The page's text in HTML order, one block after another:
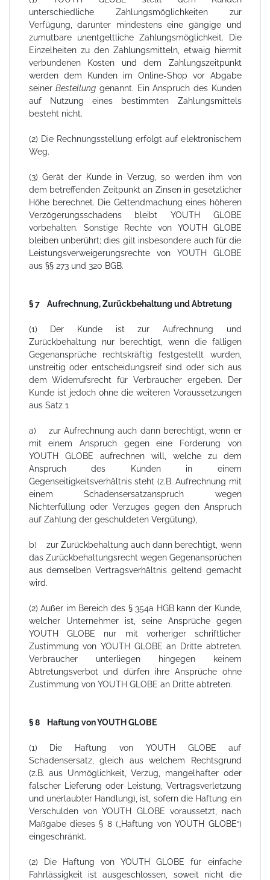
unterschiedliche Zahlungsmöglichkeiten zur
Verfügung, darunter mindestens eine gängige und
zumutbare unentgeltliche Zahlungsmöglichkeit. Die
Einzelheiten zu den Zahlungsmitteln, etwaig hiermit
verbundenen Kosten und dem Zahlungszeitpunkt
werden dem Kunden im Online-Shop vor Abgabe
seinerBestellung genannt. Ein Anspruch des Kunden
auf Nutzung eines bestimmten Zahlungsmittels
besteht nicht.
(2) Die Rechnungsstellung erfolgt auf elektronischem
Weg.
(3) Gerät der Kunde in Verzug, so werden ihm von
dem betreffenden Zeitpunkt an Zinsen in gesetzlicher
Höhe berechnet. Die Geltendmachung eines höheren
Verzögerungsschadens bleibt YOUTH GLOBE
vorbehalten. Sonstige Rechte von YOUTH GLOBE
bleiben unberührt; dies gilt insbesondere auch für die
Leistungsverweigerungsrechte von YOUTH GLOBE
aus §§ 273 und 320 BGB.
§ 7 Aufrechnung, Zurückbehaltung und Abtretung
(1) Der Kunde ist zur Aufrechnung und
Zurückbehaltung nur berechtigt, wenn die fälligen
Gegenansprüche rechtskräftig festgestellt wurden,
unstreitig oder entscheidungsreif sind oder sich aus
dem Widerrufsrecht für Verbraucher ergeben. Der
Kunde ist jedoch ohne die weiteren Voraussetzungen
aus Satz 1
a) zur Aufrechnung auch dann berechtigt, wenn er
mit einem Anspruch gegen eine Forderung von
YOUTH GLOBE aufrechnen will, welche zu dem
Anspruch des Kunden in einem
Gegenseitigkeitsverhältnis steht (z.B. Aufrechnung mit
einem Schadensersatzanspruch wegen
Nichterfüllung oder Verzuges gegen den Anspruch
auf Zahlung der geschuldeten Vergütung),
b) zur Zurückbehaltung auch dann berechtigt, wenn
das Zurückbehaltungsrecht wegen Gegenansprüchen
aus demselben Vertragsverhältnis geltend gemacht
wird.
(2) Außer im Bereich des § 354a HGB kann der Kunde,
welcher Unternehmer ist, seine Ansprüche gegen
YOUTH GLOBE nur mit vorheriger schriftlicher
Zustimmung von YOUTH GLOBE an Dritte abtreten.
Verbraucher unterliegen hingegen keinem
Abtretungsverbot und dürfen ihre Ansprüche ohne
Zustimmung von YOUTH GLOBE an Dritte abtreten.
§ 8 Haftung von YOUTH GLOBE
(1) Die Haftung von YOUTH GLOBE auf
Schadensersatz, gleich aus welchem Rechtsgrund
(z.B. aus Unmöglichkeit, Verzug, mangelhafter oder
falscher Lieferung oder Leistung, Vertragsverletzung
und unerlaubter Handlung), ist, sofern die Haftung ein
Verschulden von YOUTH GLOBE voraussetzt, nach
Maßgabe dieses § 8 („Haftung von YOUTH GLOBE“)
eingeschränkt.
(2) Die Haftung von YOUTH GLOBE für einfache
Fahrlässigkeit ist ausgeschlossen, soweit nicht die